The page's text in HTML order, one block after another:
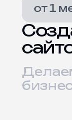
от 1